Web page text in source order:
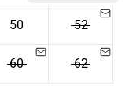
50 52
60 62